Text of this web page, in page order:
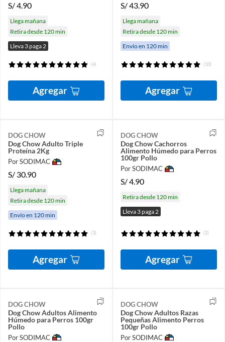
S/4.90
Llega mañana
Retira desde 120 min
Lleva 3 paga 2
(4)
Agregar
S/43.90
Llega mañana
Retira desde 120 min
Envío en 120 min
(10)
Agregar
DOG CHOW
Dog Chow Adulto Triple
Proteína 2Kg
Por SODIMAC
S/ 30.90
Llega mañana
Retira desde 120 min
Envío en 120 min
(3)
Agregar
DOG CHOW
Dog Chow Cachorros
Alimento Húmedo para Perros
100gr Pollo
Por SODIMAC
S/4.90
Retira desde 120 min
Lleva 3 paga 2
(2)
Agregar
DOG CHOW
Dog Chow Adultos Alimento
Húmedo para Perros 100gr
Pollo
Por SODIMAC
DOG CHOW
Dog Chow Adultos Razas
Pequeñas Alimento Perros
100gr Pollo
Por SODIMAC